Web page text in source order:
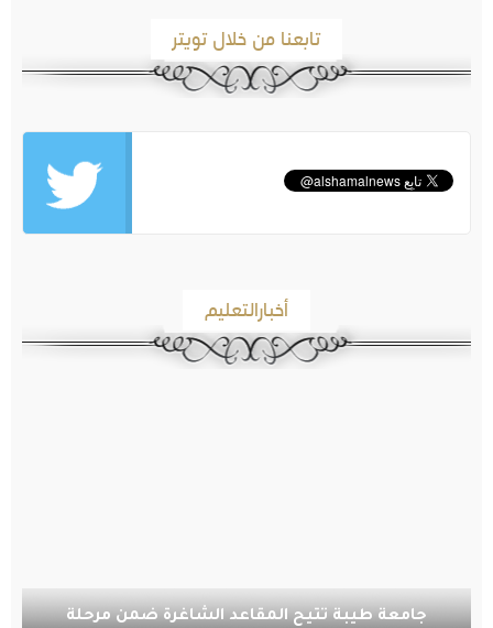
تابعنا من خلال تويتر
أخبارالتعليم
جامعة طيبة تتيح المقاعد الشاغرة ضمن مرحلة